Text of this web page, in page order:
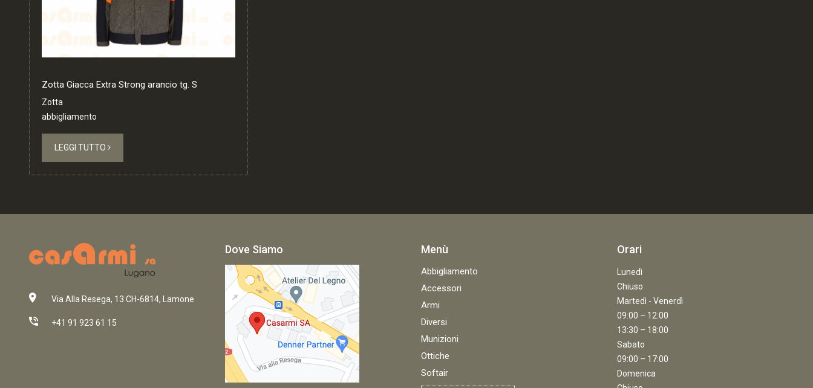
Zotta Giacca Extra Strong arancio tg. S
Zotta
abbigliamento
LEGGI TUTTO
Via Alla Resega, 13 CH-6814, Lamone
+41 91 923 61 15
Dove Siamo Menù
Abbigliamento
Accessori
Armi
Diversi
Munizioni
Ottiche
Softair
Orari
Lunedì
Chiuso
Martedì - Venerdì
09:00 – 12:00
13:30 – 18:00
Sabato
09:00 – 17:00
Domenica